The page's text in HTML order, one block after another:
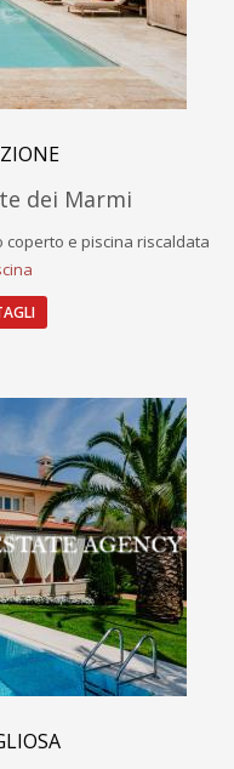
dei Marmi
coperto e piscina riscaldata